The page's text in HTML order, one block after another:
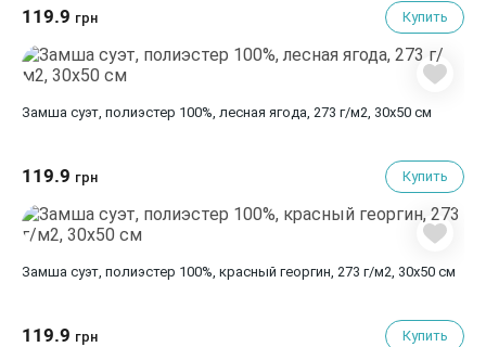
119.9 грн Купить
Замша суэт, полиэстер 100%, лесная ягода, 273 г/м2, 30х50 см
119.9 грн Купить
Замша суэт, полиэстер 100%, красный георгин, 273 г/м2, 30х50 см
119.9 грн Купить